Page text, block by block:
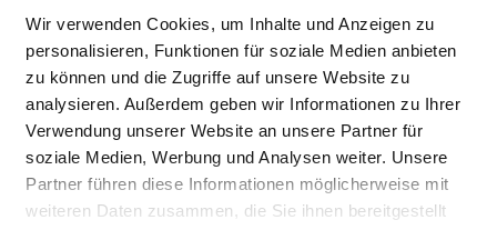
Wir verwenden Cookies, um Inhalte und Anzeigen zu
personalisieren, Funktionen für soziale Medien anbieten
zu können und die Zugriffe auf unsere Website zu
analysieren. Außerdem geben wir Informationen zu Ihrer
Verwendung unserer Website an unsere Partner für
soziale Medien, Werbung und Analysen weiter. Unsere
Partner führen diese Informationen möglicherweise mit
weiteren Daten zusammen, die Sie ihnen bereitgestellt
HELIOS KLINIKEN MANSFELD-
SÜDHARZ | KLINIKSTANDORT
LUTHERSTADT EISLEBEN